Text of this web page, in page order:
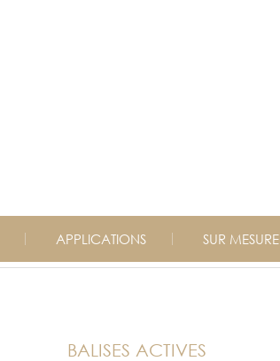
APPLICATIONS SUR MESURE
BALISES ACTIVES